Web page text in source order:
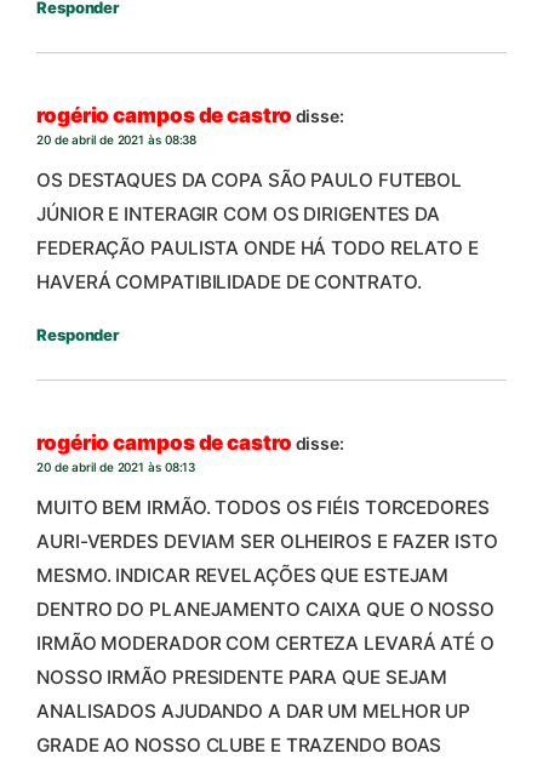
Responder
rogério campos de castro disse:
20 de abril de 2021 às 08:38
OS DESTAQUES DA COPA SÃO PAULO FUTEBOL
JÚNIOR E INTERAGIR COM OS DIRIGENTES DA
FEDERAÇÃO PAULISTA ONDE HÁ TODO RELATO E
HAVERÁ COMPATIBILIDADE DE CONTRATO.
Responder
rogério campos de castro disse:
20 de abril de 2021 às 08:13
MUITO BEM IRMÃO. TODOS OS FIÉIS TORCEDORES
AURI-VERDES DEVIAM SER OLHEIROS E FAZER ISTO
MESMO. INDICAR REVELAÇÕES QUE ESTEJAM
DENTRO DO PLANEJAMENTO CAIXA QUE O NOSSO
IRMÃO MODERADOR COM CERTEZA LEVARÁ ATÉ O
NOSSO IRMÃO PRESIDENTE PARA QUE SEJAM
ANALISADOS AJUDANDO A DAR UM MELHOR UP
GRADE AO NOSSO CLUBE E TRAZENDO BOAS